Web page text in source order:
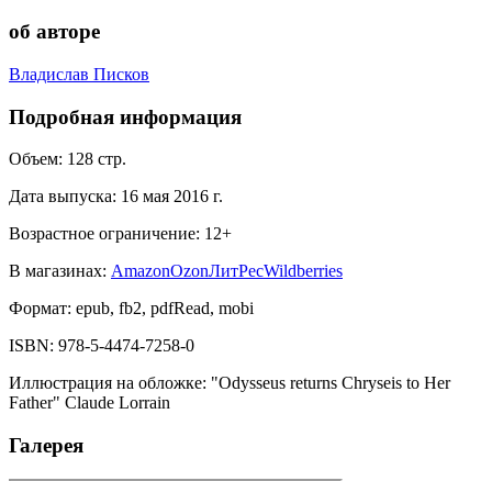
об авторе
Владислав Писков
Подробная информация
Объем: 128 стр.
Дата выпуска: 16 мая 2016 г.
Возрастное ограничение: 12+
В магазинах: AmazonOzonЛитРесWildberries
Формат: epub, fb2, pdfRead, mobi
ISBN: 978-5-4474-7258-0
Иллюстрация на обложке: "Odysseus returns Chryseis to Her
Father" Claude Lorrain
Галерея